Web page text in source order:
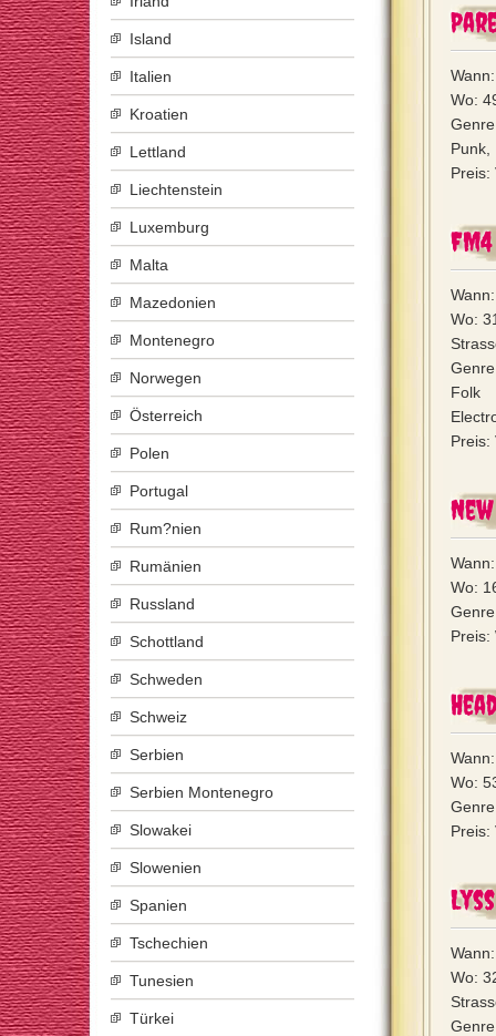
Wo:
Punk,
Preis:
Wo:
Folk
Preis:
Wo:
Preis:
Wo:
Preis:
Wo:
Island
Italien
Kroatien
Lettland
Liechtenstein
Luxemburg
Malta
Mazedonien
Montenegro
Norwegen
Österreich
Polen
Portugal
Rum?nien
Rumänien
Russland
Schottland
Schweden
Schweiz
Serbien
Serbien Montenegro
Slowakei
Slowenien
Spanien
Tschechien
Tunesien
Türkei